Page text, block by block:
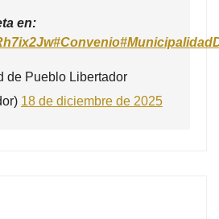
en:
#Convenio
Pueblo Libertador
18 de diciembre de 2025